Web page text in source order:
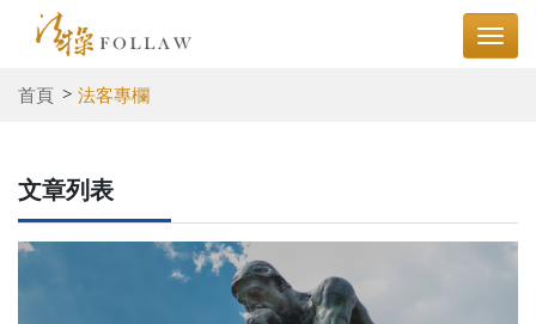
首頁 法客專欄
文章列表